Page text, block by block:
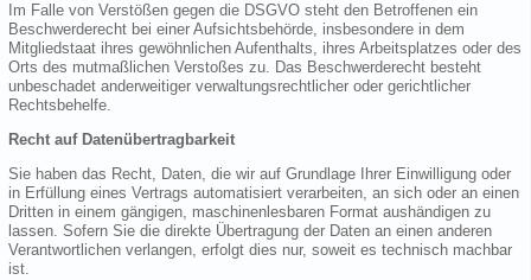
Im Falle von Verstößen gegen die DSGVO steht den Betroffenen ein
Beschwerderecht bei einer Aufsichtsbehörde, insbesondere in dem
Mitgliedstaat ihres gewöhnlichen Aufenthalts, ihres Arbeitsplatzes oder des
Orts des mutmaßlichen Verstoßes zu. Das Beschwerderecht besteht
unbeschadet anderweitiger verwaltungsrechtlicher oder gerichtlicher
Rechtsbehelfe.
Recht auf Datenübertragbarkeit
Sie haben das Recht, Daten, die wir auf Grundlage Ihrer Einwilligung oder
in Erfüllung eines Vertrags automatisiert verarbeiten, an sich oder an einen
Dritten in einem gängigen, maschinenlesbaren Format aushändigen zu
lassen. Sofern Sie die direkte Übertragung der Daten an einen anderen
Verantwortlichen verlangen, erfolgt dies nur, soweit es technisch machbar
ist.